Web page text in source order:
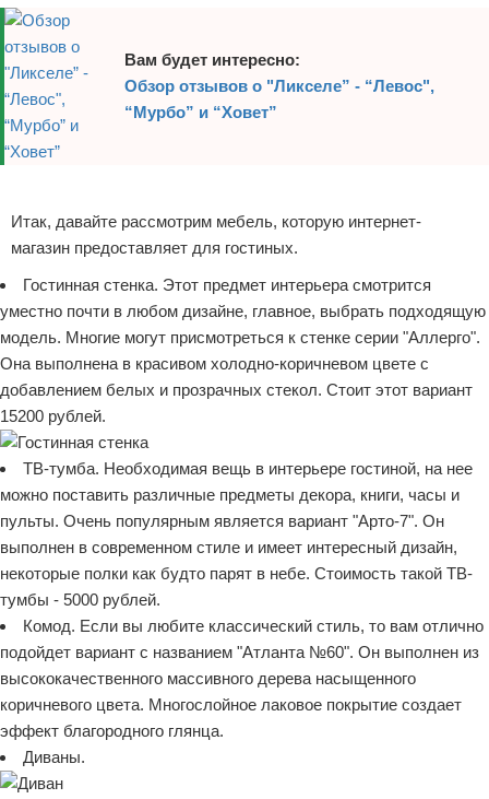
Вам будет интересно:
Обзор отзывов о "Ликселе” - “Левос",
“Мурбо” и “Ховет”
Итак, давайте рассмотрим мебель, которую интернет-
магазин предоставляет для гостиных.
Гостинная стенка. Этот предмет интерьера смотрится
уместно почти в любом дизайне, главное, выбрать подходящую
модель. Многие могут присмотреться к стенке серии "Аллерго".
Она выполнена в красивом холодно-коричневом цвете с
добавлением белых и прозрачных стекол. Стоит этот вариант
15200 рублей.
ТВ-тумба. Необходимая вещь в интерьере гостиной, на нее
можно поставить различные предметы декора, книги, часы и
пульты. Очень популярным является вариант "Арто-7". Он
выполнен в современном стиле и имеет интересный дизайн,
некоторые полки как будто парят в небе. Стоимость такой ТВ-
тумбы - 5000 рублей.
Комод. Если вы любите классический стиль, то вам отлично
подойдет вариант с названием "Атланта №60". Он выполнен из
высококачественного массивного дерева насыщенного
коричневого цвета. Многослойное лаковое покрытие создает
эффект благородного глянца.
Диваны.